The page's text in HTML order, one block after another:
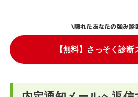
\隠れたあなたの強み診
【無料】さっそく診断